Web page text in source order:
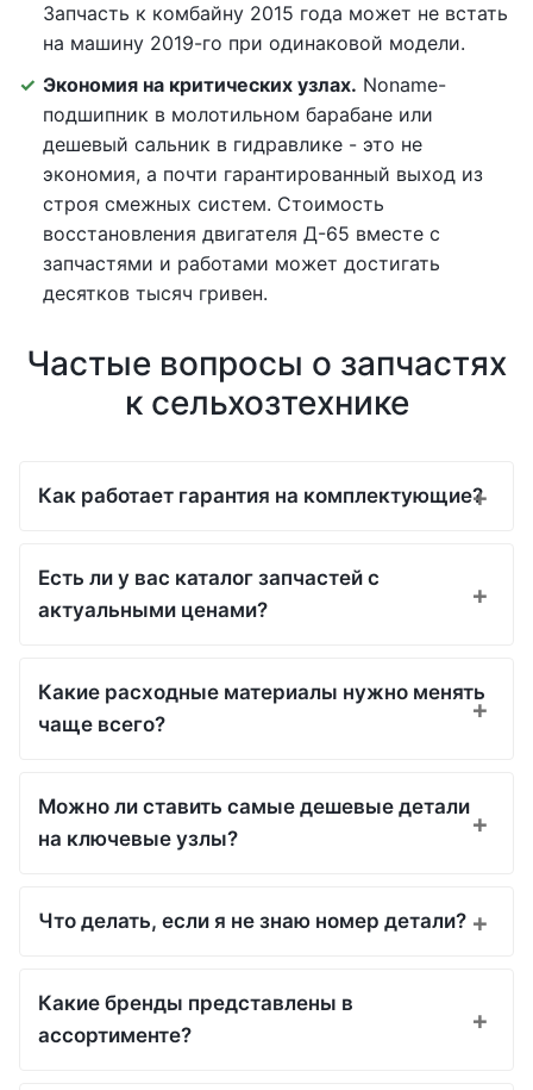
Запчасть к комбайну 2015 года может не встать
на машину 2019-го при одинаковой модели.
Экономия на критических узлах. Noname-
подшипник в молотильном барабане или
дешевый сальник в гидравлике - это не
экономия, а почти гарантированный выход из
строя смежных систем. Стоимость
восстановления двигателя Д-65 вместе с
запчастями и работами может достигать
десятков тысяч гривен.
Частые вопросы о запчастях
к сельхозтехнике
Как работает гарантия на комплектующие?
Есть ли у вас каталог запчастей с
актуальными ценами?
Какие расходные материалы нужно менять
чаще всего?
Можно ли ставить самые дешевые детали
на ключевые узлы?
Что делать, если я не знаю номер детали?
Какие бренды представлены в
ассортименте?